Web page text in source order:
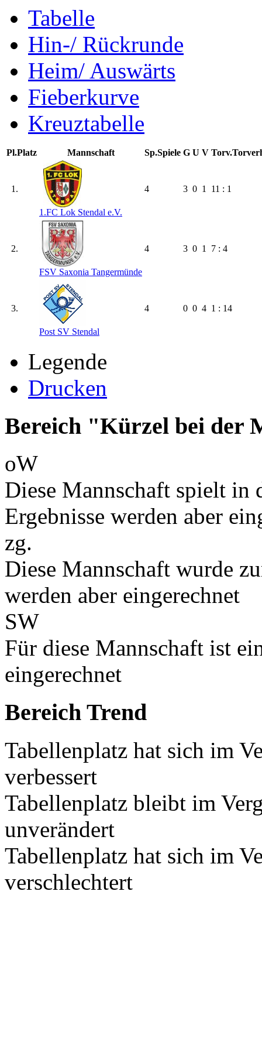
Tabelle
Hin-/ Rückrunde
Heim/ Auswärts
Fieberkurve
Kreuztabelle
Pl.Platz Mannschaft Sp.Spiele G U V Torv.
1.
1.FC Lok Stendal e.V.
4 3 0 1 11 : 1
2.
FSV Saxonia Tangermünde
4 3 0 1 7 : 4
3.
Post SV Stendal
4 0 0 4 1 : 14
Legende
Drucken
Bereich "Kürzel bei der
oW
Diese Mannschaft spielt in
Ergebnisse werden aber
zg.
Diese Mannschaft wurde
werden aber eingerechnet
SW
Für diese Mannschaft ist
eingerechnet
Bereich Trend
Tabellenplatz hat sich im
verbessert
Tabellenplatz bleibt im
unverändert
Tabellenplatz hat sich im
verschlechtert